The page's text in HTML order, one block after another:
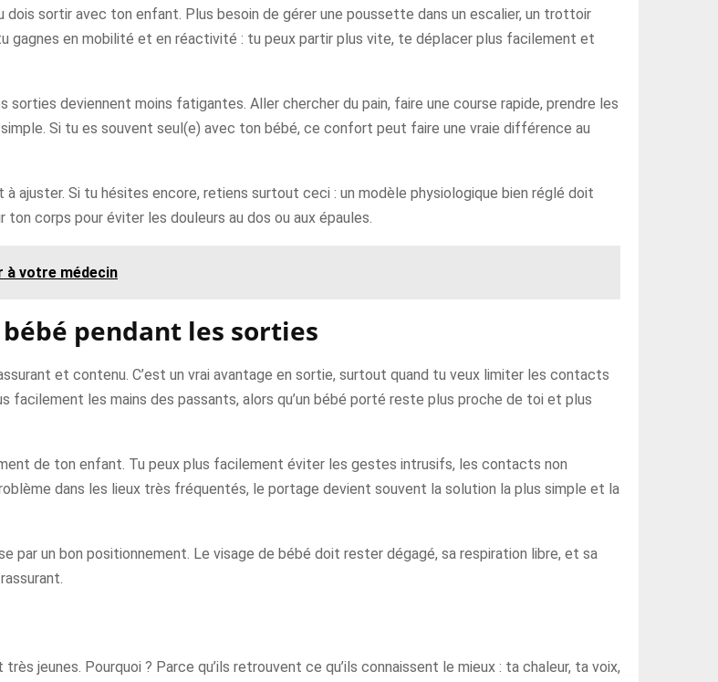
sortir avec ton enfant. Plus besoin de gérer une poussette dans un escalier, un trottoir
gagnes en mobilité et en réactivité : tu peux partir plus vite, te déplacer plus facilement et
deviennent moins fatigantes. Aller chercher du pain, faire une course rapide, prendre les
Si tu es souvent seul(e) avec ton bébé, ce confort peut faire une vraie différence au
ajuster. Si tu hésites encore, retiens surtout ceci : un modèle physiologique bien réglé doit
corps pour éviter les douleurs au dos ou aux épaules.
à votre médecin
pendant les sorties
et contenu. C’est un vrai avantage en sortie, surtout quand tu veux limiter les contacts
facilement les mains des passants, alors qu’un bébé porté reste plus proche de toi et plus
de ton enfant. Tu peux plus facilement éviter les gestes intrusifs, les contacts non
dans les lieux très fréquentés, le portage devient souvent la solution la plus simple et la
un bon positionnement. Le visage de bébé doit rester dégagé, sa respiration libre, et sa
jeunes. Pourquoi ? Parce qu’ils retrouvent ce qu’ils connaissent le mieux : ta chaleur, ta voix,